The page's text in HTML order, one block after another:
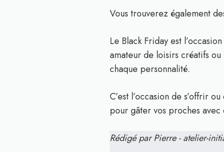
Vous trouverez également
Le Black Friday est
amateur de loisirs créatifs
chaque personnalité.
C’est l’occasion de s’offrir
pour gâter vos proches avec
Rédigé par Pierre - atelier-